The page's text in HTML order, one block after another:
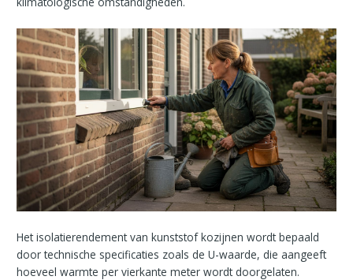
Het isolatierendement van kunststof kozijnen wordt bepaald
door technische specificaties zoals de U-waarde, die aangeeft
hoeveel warmte per vierkante meter wordt doorgelaten.